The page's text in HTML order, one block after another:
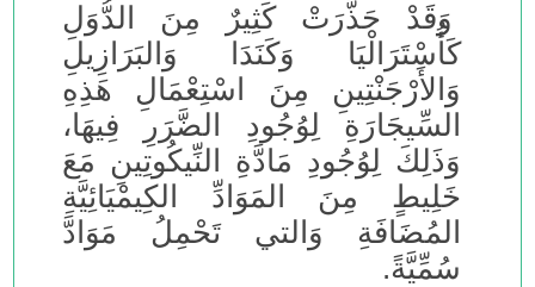
وَقَدْ حَذَّرَتْ كَثِيرٌ مِنَ الدُّوَلِ
كَأُسْتَرَالْيَا وَكَنَدَا وَالبَرَازِيلِ
وَالأَرْجَنْتِينِ مِنَ اسْتِعْمَالِ هَذِهِ
السِّيجَارَةِ لِوُجُودِ الضَّرَرِ فِيهَا،
وَذَلِكَ لِوُجُودِ مَادَّةِ النِّيكُوتِينِ مَعَ
خَلِيطٍ مِنَ المَوَادِّ الكِيمْيَائِيَّةِ
المُضَافَةِ وَالتي تَحْمِلُ مَوَادَّ
سُمِّيَّةً.